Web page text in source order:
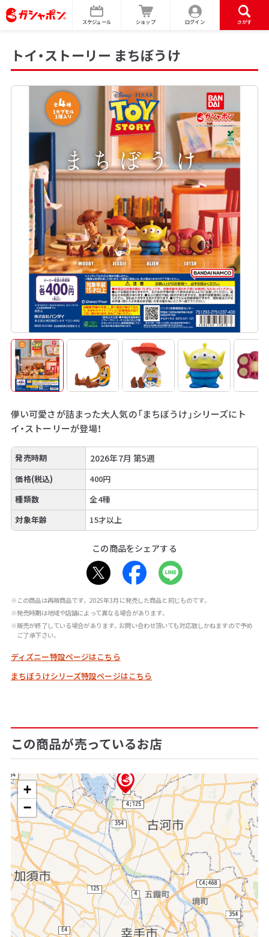
スケジュール ショップ ログイン さがす
トイ・ストーリー まちぼうけ
儚い可愛さが詰まった大人気の「まちぼうけ」シリーズにト
イ・ストーリーが登場！
発売時期 2026年7月 第5週
価格(税込)
400円
種類数
全4種
対象年齢
15才以上
この商品をシェアする
※この商品は再販商品です。2025年3月に発売した商品と同じものです。
※発売時期は地域や店舗によって異なる場合があります。
※販売が終了している場合があります。お問い合わせ頂いても対応致しかねますので予め
ご了承下さい。
ディズニー特設ページはこちら
まちぼうけシリーズ特設ページはこちら
この商品が売っているお店
+
−